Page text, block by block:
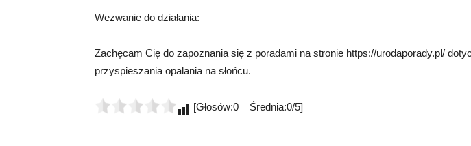
Wezwanie do działania:
Zachęcam Cię do zapoznania się z poradami na stronie https://urodaporady.pl/
przyspieszania opalania na słońcu.
[Głosów:0 Średnia:0/5]